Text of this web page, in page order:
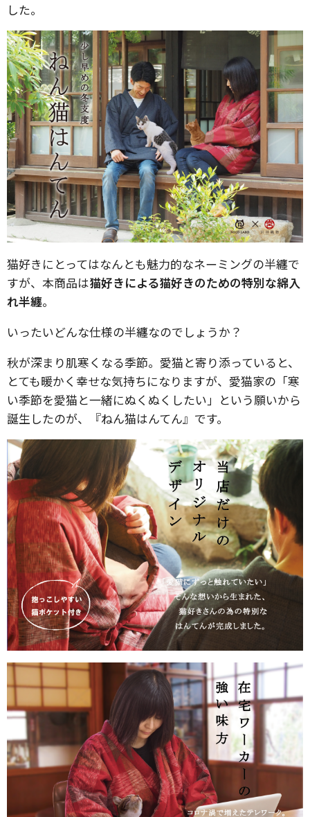
した。
猫好きにとってはなんとも魅力的なネーミングの半纏で
すが、本商品は猫好きによる猫好きのための特別な綿入
れ半纏。
いったいどんな仕様の半纏なのでしょうか？
秋が深まり肌寒くなる季節。愛猫と寄り添っていると、
とても暖かく幸せな気持ちになりますが、愛猫家の「寒
い季節を愛猫と一緒にぬくぬくしたい」という願いから
誕生したのが、『ねん猫はんてん』です。